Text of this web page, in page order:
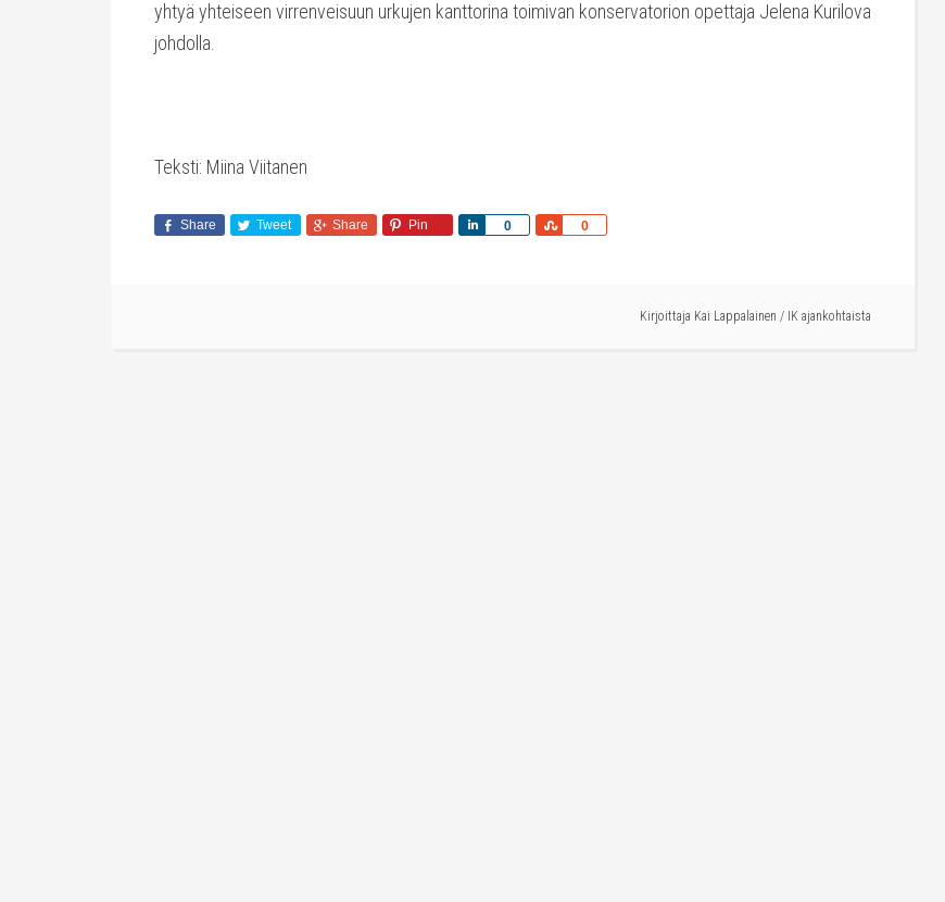
yhtyä yhteiseen virrenveisuun urkujen kanttorina toimivan konservatorion opettaja Jelena Kurilova
johdolla.
Teksti: Miina Viitanen
Share Tweet Share Pin 0
Share 0
Share
Kirjoittaja Kai Lappalainen / IK ajankohtaista